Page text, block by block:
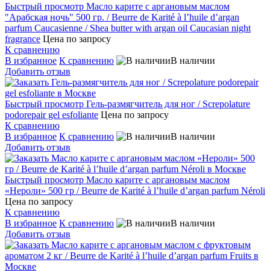
Быстрый просмотр Масло карите с аргановым маслом
"Арабская ночь" 500 гр. / Beurre de Karité à l’huile d’argan
parfum Caucasienne / Shea butter with argan oil Caucasian night
fragrance Цена по запросу
К сравнению
В избранное К сравнению
В наличии
Добавить отзыв
Быстрый просмотр Гель-размягчитель для ног / Screpolature
podorepair gel esfoliante Цена по запросу
К сравнению
В избранное К сравнению
В наличии
Добавить отзыв
Быстрый просмотр Масло карите с аргановым маслом
«Нероли» 500 гр / Beurre de Karité à l’huile d’argan parfum Néroli
Цена по запросу
К сравнению
В избранное К сравнению
В наличии
Добавить отзыв